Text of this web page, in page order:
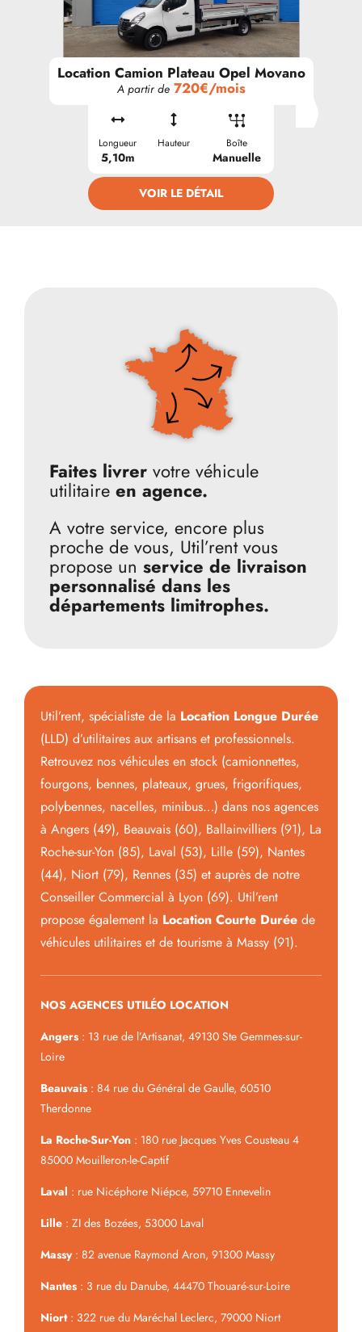
Location Camion Plateau Opel Movano
A partir de 720€/mois
Longueur
5,10m
Hauteur Boîte
Manuelle
VOIR LE DÉTAIL
Faites livrervotre véhicule
utilitaire en agence.
A votre service, encore plus
proche de vous, Util’rent vous
propose un service de livraison
personnalisé dans les
départements limitrophes.
Util’rent, spécialiste de la Location Longue Durée
(LLD) d’utilitaires aux artisans et professionnels.
Retrouvez nos véhicules en stock (camionnettes,
fourgons, bennes, plateaux, grues, frigorifiques,
polybennes, nacelles, minibus…) dans nos agences
à Angers (49), Beauvais (60), Ballainvilliers (91), La
Roche-sur-Yon (85), Laval (53), Lille (59), Nantes
(44), Niort (79), Rennes (35) et auprès de notre
Conseiller Commercial à Lyon (69). Util’rent
propose également la Location Courte Duréede
véhicules utilitaires et de tourisme à Massy (91).
NOS AGENCES UTILÉO LOCATION
Angers: 13 rue de l’Artisanat, 49130 Ste Gemmes-sur-
Loire
Beauvais : 84 rue du Général de Gaulle, 60510
Therdonne
La Roche-Sur-Yon: 180 rue Jacques Yves Cousteau 4
85000 Mouilleron-le-Captif
Laval : rue Nicéphore Niépce, 59710 Ennevelin
Lille: ZI des Bozées, 53000 Laval
Massy : 82 avenue Raymond Aron, 91300 Massy
Nantes: 3 rue du Danube, 44470 Thouaré-sur-Loire
Niort: 322 rue du Maréchal Leclerc, 79000 Niort